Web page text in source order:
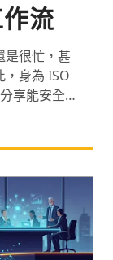
流
是很忙，甚
，身為 ISO
享能安全導
實際導入時
風險不再
人機協作的
效益！